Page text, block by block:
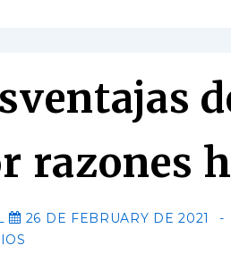
razones
26 DE FEBRUARY DE 2021